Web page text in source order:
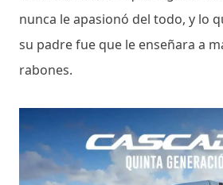
nunca le apasionó del todo, y lo
su padre fue que le enseñara a
rabones.